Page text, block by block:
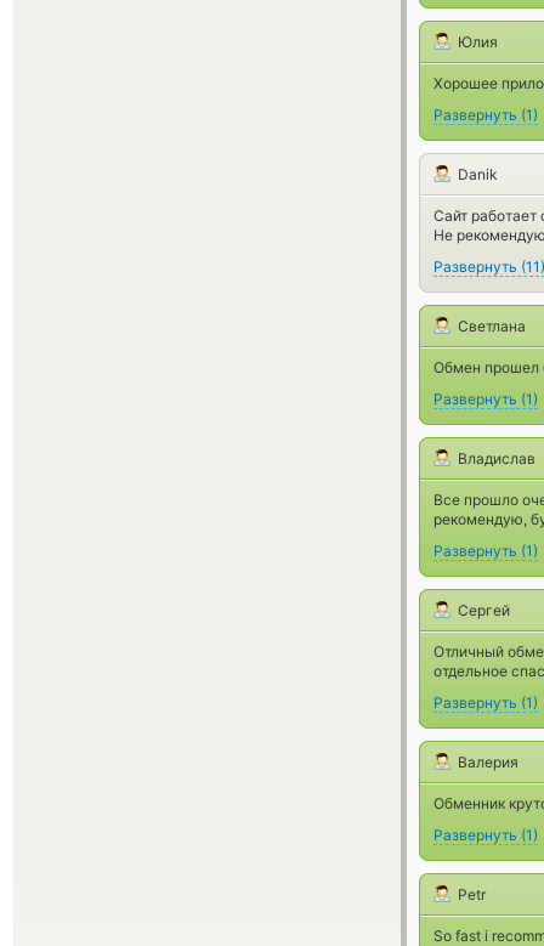
Юлия
Хорошее
Развернуть (1)
Danik
Сайт работает
Не
Развернуть (11)
Светлана
Обмен прошел
Развернуть (1)
Владислав
Все прошло
рекомендую,
Развернуть (1)
Сергей
Отличный
отдельное
Развернуть (1)
Валерия
Обменник
Развернуть (1)
Petr
So fast i